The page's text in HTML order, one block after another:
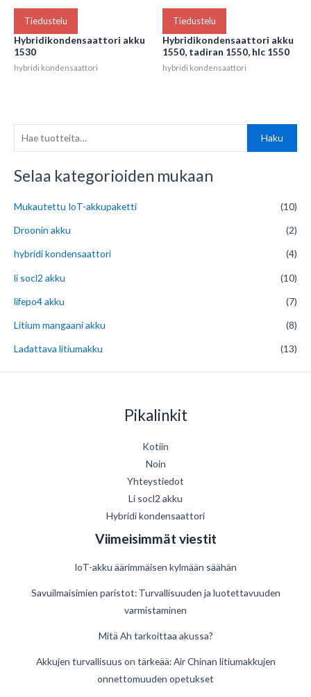
a
e
Haku
Selaa kategorioiden mukaan
Mukautettu IoT-akkupaketti (10)
Droonin akku (2)
hybridi kondensaattori (4)
li socl2 akku (10)
lifepo4 akku (7)
Litium mangaani akku (8)
Ladattava litiumakku (13)
Tiedustelu
Hybridikondensaattori akku
1530
hybridi kondensaattori
Tiedustelu
Hybridikondensaattori akku
1550, tadiran 1550, hlc 1550
hybridi kondensaattori
Pikalinkit
Kotiin
Noin
Yhteystiedot
Li socl2 akku
Hybridi kondensaattori
Viimeisimmät viestit
IoT-akku äärimmäisen kylmään säähän
Savuilmaisimien paristot: Turvallisuuden ja luotettavuuden
varmistaminen
Mitä Ah tarkoittaa akussa?
Akkujen turvallisuus on tärkeää: Air Chinan litiumakkujen
onnettomuuden opetukset
German